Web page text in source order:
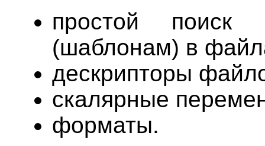
простой поиск
(шаблонам) в
дескрипторы
скалярные
форматы.